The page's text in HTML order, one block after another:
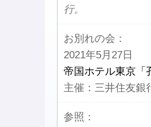
行。
お別れの会：
2021年5月27日
帝国ホテル東京「
主催：三井住友銀
参照：